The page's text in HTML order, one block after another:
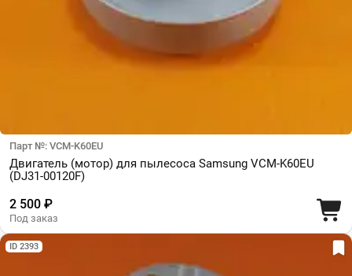
Парт №: VCM-K60EU
Двигатель (мотор) для пылесоса Samsung VCM-K60EU
(DJ31-00120F)
2 500 ₽
Под заказ
ID 2393